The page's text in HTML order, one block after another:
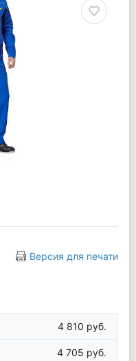
Версия для печати
4 810 руб.
4 705 руб.